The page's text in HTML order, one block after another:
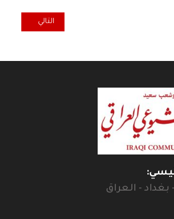
بإلغاء اتفاقية " خور عبد الله " المذلّة!؟المقال التالي:
التالي
- العراق